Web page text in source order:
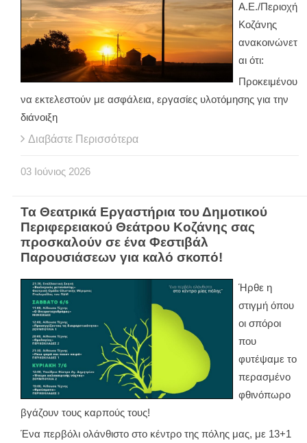
Α.Ε./Περιοχή
Κοζάνης
ανακοινώνετ
αι ότι:
Προκειμένου
να εκτελεστούν με ασφάλεια, εργασίες υλοτόμησης για την
διάνοιξη
Διαβάστε Περισσότερα
03 Ιούνιος 2026
Τα Θεατρικά Εργαστήρια του Δημοτικού
Περιφερειακού Θεάτρου Κοζάνης σας
προσκαλούν σε ένα Φεστιβάλ
Παρουσιάσεων για καλό σκοπό!
Ήρθε η
στιγμή όπου
οι σπόροι
που
φυτέψαμε το
περασμένο
φθινόπωρο
βγάζουν τους καρπούς τους!
Ένα περβόλι ολάνθιστο στο κέντρο της πόλης μας, με 13+1